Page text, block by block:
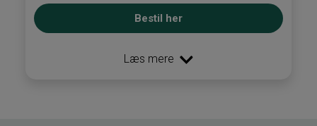
Bestil her
Læs mere